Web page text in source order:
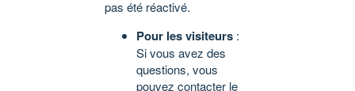
pas été réactivé.
Pour les visiteurs :
Si vous avez des
questions, vous
pouvez contacter le